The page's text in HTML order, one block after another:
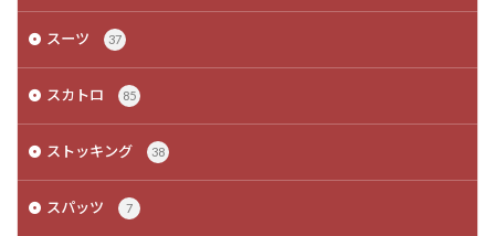
スーツ 37
スカトロ 85
ストッキング 38
スパッツ 7